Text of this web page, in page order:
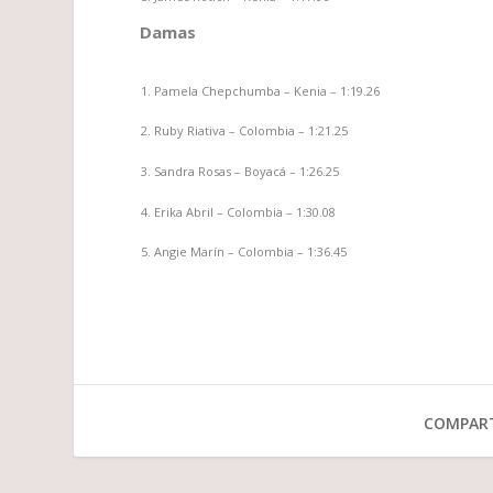
Damas
Pamela Chepchumba – Kenia – 1:19.26
Ruby Riativa – Colombia – 1:21.25
Sandra Rosas – Boyacá – 1:26.25
Erika Abril – Colombia – 1:30.08
Angie Marín – Colombia – 1:36.45